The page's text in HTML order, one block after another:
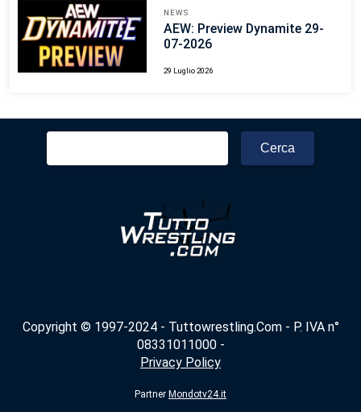
NEWS
AEW: Preview Dynamite 29-
07-2026
29 Luglio 2026
Copyright © 1997-2024 - Tuttowrestling.Com - P. IVA n°
08331011000 -
Privacy Policy
Partner Mondotv24.it